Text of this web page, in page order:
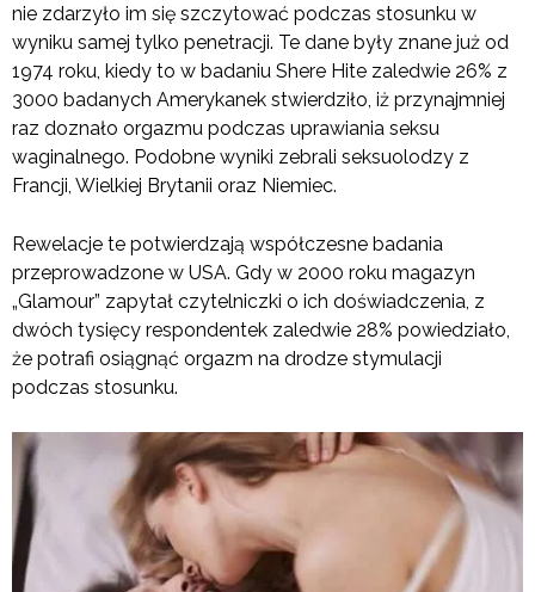
nie zdarzyło im się szczytować podczas stosunku w
wyniku samej tylko penetracji. Te dane były znane już od
1974 roku, kiedy to w badaniu Shere Hite zaledwie 26% z
3000 badanych Amerykanek stwierdziło, iż przynajmniej
raz doznało orgazmu podczas uprawiania seksu
waginalnego. Podobne wyniki zebrali seksuolodzy z
Francji, Wielkiej Brytanii oraz Niemiec.
Rewelacje te potwierdzają współczesne badania
przeprowadzone w USA. Gdy w 2000 roku magazyn
„Glamour” zapytał czytelniczki o ich doświadczenia, z
dwóch tysięcy respondentek zaledwie 28% powiedziało,
że potrafi osiągnąć orgazm na drodze stymulacji
podczas stosunku.